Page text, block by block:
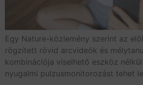
Egy Nature-közlemény szerint az
rögzített rövid arcvideók és
kombinációja viselhető eszköz
nyugalmi pulzusmonitorozást tehet